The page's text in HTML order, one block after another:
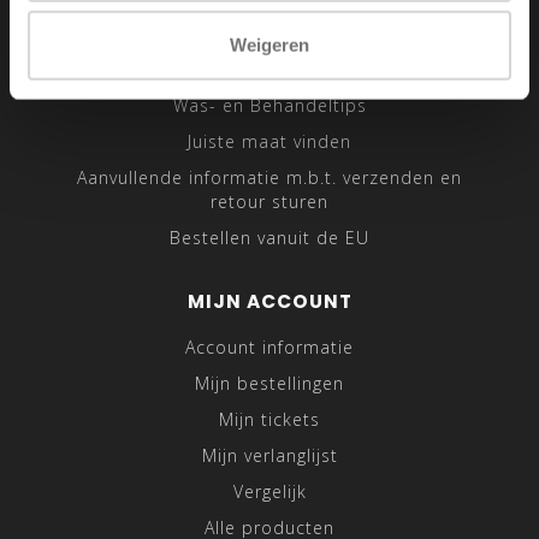
Weigeren
Sitemap
Was- en Behandeltips
Juiste maat vinden
Aanvullende informatie m.b.t. verzenden en
retour sturen
Bestellen vanuit de EU
MIJN ACCOUNT
Account informatie
Mijn bestellingen
Mijn tickets
Mijn verlanglijst
Vergelijk
Alle producten